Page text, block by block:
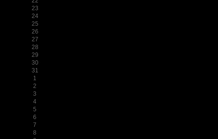
23
24
25
26
27
28
29
30
31
1
2
3
4
5
6
7
8